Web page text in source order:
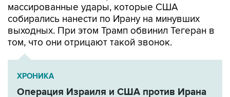
массированные удары, которые США
собирались нанести по Ирану на минувших
выходных. При этом Трамп обвинил Тегеран в
том, что они отрицают такой звонок.
ХРОНИКА
Операция Израиля и США против Ирана